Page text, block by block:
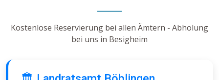
Kostenlose Reservierung bei allen Ämtern - Abholung
bei uns in Besigheim